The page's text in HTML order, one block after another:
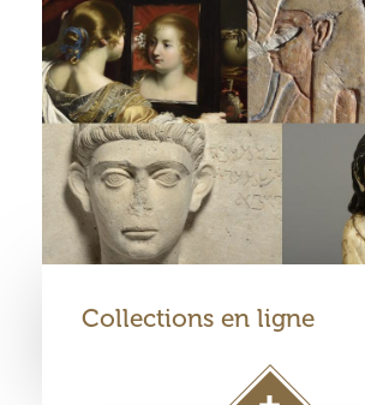
Collections en ligne